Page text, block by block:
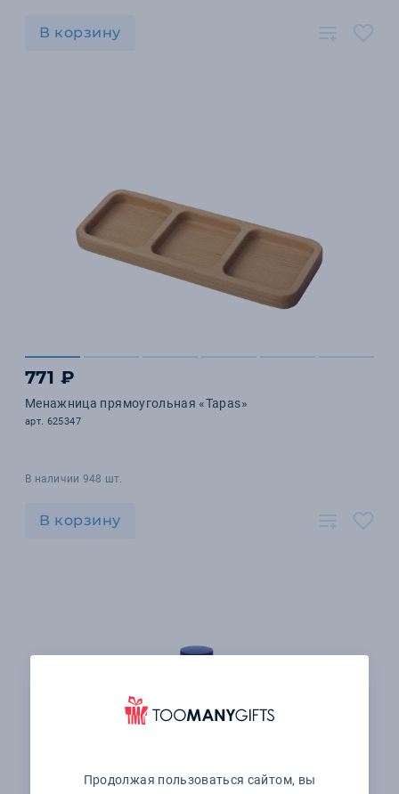
В корзину
771 ₽
Менажница прямоугольная «Tapas»
арт. 625347
В наличии 948 шт.
В корзину
Продолжая пользоваться сайтом, вы